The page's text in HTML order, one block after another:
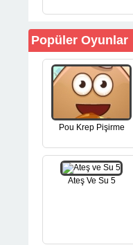
Popüler Oyunlar
Pou Krep Pişirme
Ateş Ve Su 5